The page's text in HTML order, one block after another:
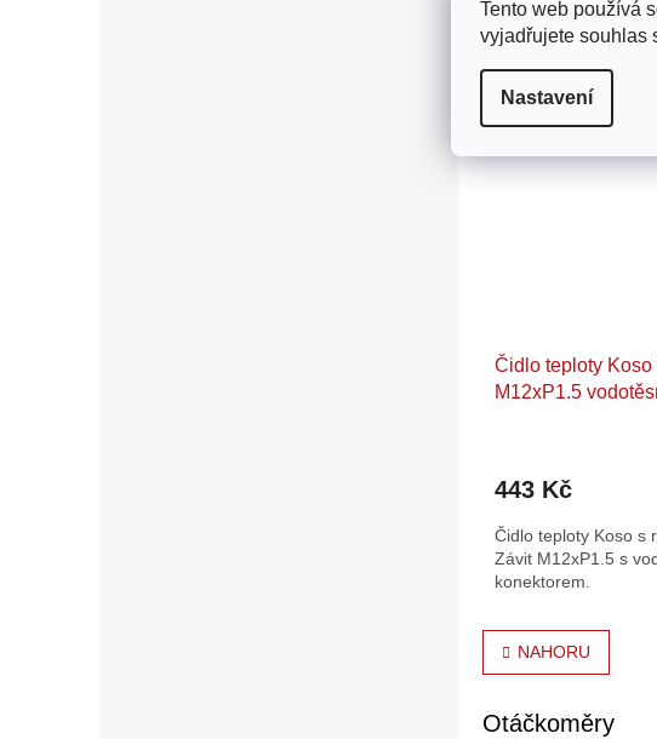
Tento web používá
vyjadřujete souhlas
Nastavení
Čidlo teploty
měřáky. Závit
Čidlo teploty Koso
M12xP1.5
443 Kč
Čidlo teploty Koso s
Závit M12xP1.5 s
konektorem.
O
d
NAHORU
Otáčkoměry